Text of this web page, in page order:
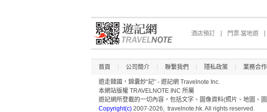
酒店預訂 門票∙當地遊
首頁 公司簡介 聯繫我們 隱私政策 業務合作
遊走韓國，錦囊妙“記” - 遊記網 Travelnote Inc.
本網站版權 TRAVELNOTE INC 所屬
遊記網所登載的一切內容，包括文字、圖像資料(照片、地圖、
Copyright(c) 2007-2026, travelnote.hk. All rights reserved.